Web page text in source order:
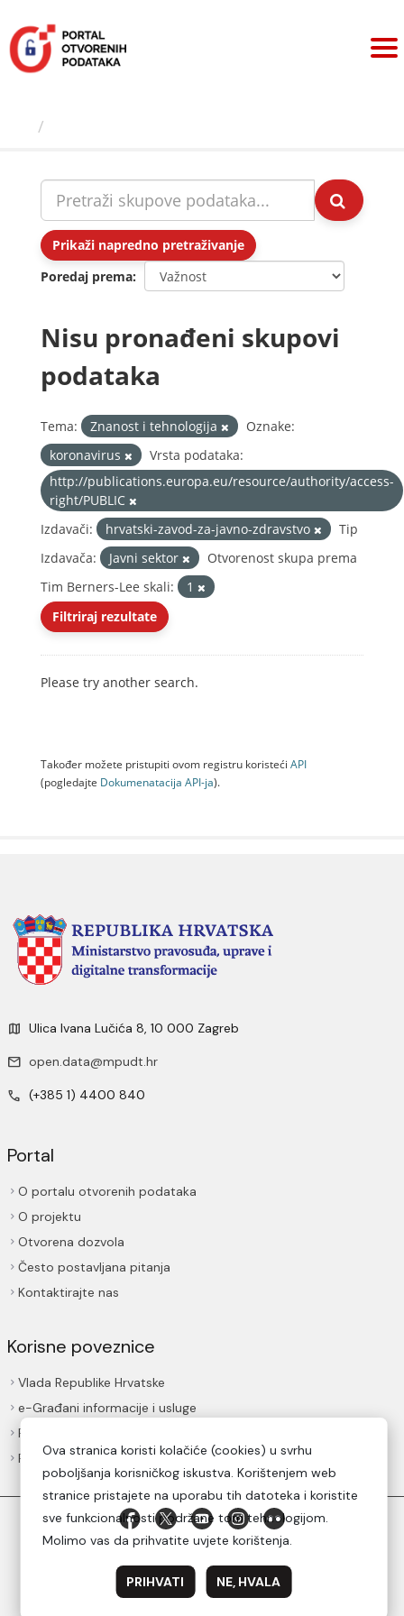
sadržaj
Prikaži napredno pretraživanje
Poredaj prema
Nisu pronađeni skupovi
podataka
Tema: Znanost i tehnologija
Oznake:
koronavirus
Vrsta podataka:
http://publications.europa.eu/resource/authority/access-
right/PUBLIC
Izdavači:
hrvatski-zavod-za-javno-zdravstvo
Tip
Izdavača:
Javni sektor
Otvorenost skupa prema
Tim Berners-Lee skali:
1
Filtriraj rezultate
Please try another search.
Također možete pristupiti ovom registru koristeći API
(pogledajte Dokumenаtаcijа API-jа).